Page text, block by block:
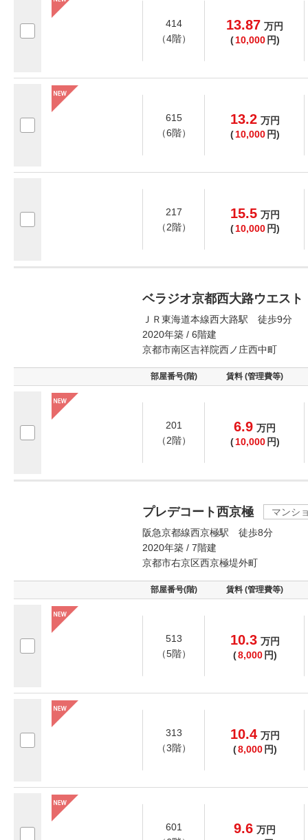
414
（4階）
13.87 万円
( 10,000 円)
615
（6階）
13.2 万円
( 10,000 円)
217
（2階）
15.5 万円
( 10,000 円)
ベラジオ京都西大路ウエスト
ＪＲ東海道本線西大路駅 徒歩9分
2020年築 / 6階建
京都市南区吉祥院西ノ庄西中町
部屋番号(階) 賃料 (管理費等)
201
（2階）
6.9 万円
( 10,000 円)
プレデコート西京極
マンシ
阪急京都線西京極駅 徒歩8分
2020年築 / 7階建
京都市右京区西京極堤外町
部屋番号(階) 賃料 (管理費等)
513
（5階）
10.3 万円
(8,000 円)
313
（3階）
10.4 万円
(8,000 円)
601
9.6 万円